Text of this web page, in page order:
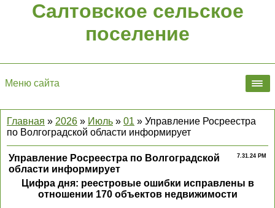
Салтовское сельское
поселение
Меню сайта
Главная » 2026 » Июль » 01 » Управление Росреестра
по Волгоградской области информирует
7.31.24 PM
Управление Росреестра по Волгоградской
области информирует
Цифра дня: реестровые ошибки исправлены в
отношении 170 объектов недвижимости